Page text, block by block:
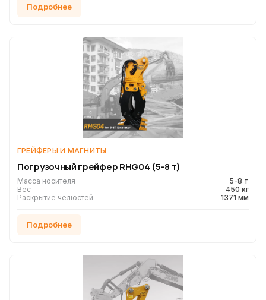
Подробнее
ГРЕЙФЕРЫ И МАГНИТЫ
Погрузочный грейфер RHG04 (5-8 т)
Масса носителя
5-8 т
Вес
450 кг
Раскрытие челюстей
1371 мм
Подробнее